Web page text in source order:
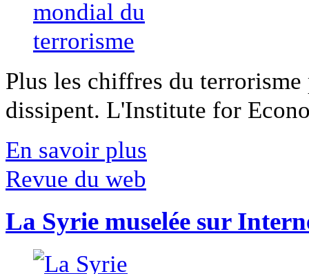
Plus les chiffres du
dissipent. L'Institute for
En savoir plus
Revue du web
La Syrie muselée sur